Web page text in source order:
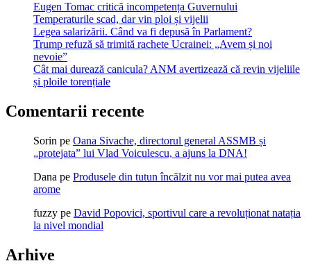
Eugen Tomac critică incompetența Guvernului
Temperaturile scad, dar vin ploi și vijelii
Legea salarizării. Când va fi depusă în Parlament?
Trump refuză să trimită rachete Ucrainei: „Avem și noi
nevoie”
Cât mai durează canicula? ANM avertizează că revin vijeliile
și ploile torențiale
Comentarii recente
Sorin pe Oana Sivache, directorul general ASSMB și
„protejata” lui Vlad Voiculescu, a ajuns la DNA!
Dana pe Produsele din tutun încălzit nu vor mai putea avea
arome
fuzzy pe David Popovici, sportivul care a revoluționat natația
la nivel mondial
Arhive